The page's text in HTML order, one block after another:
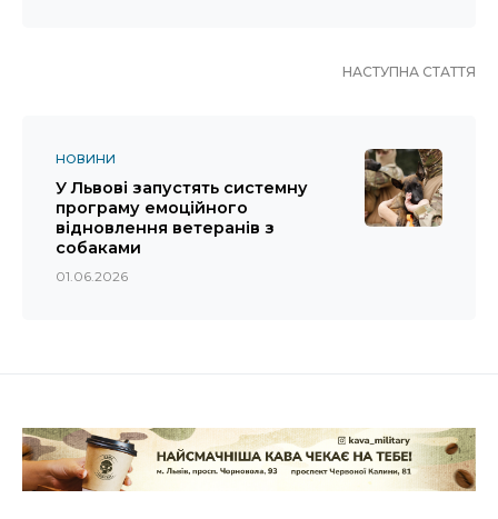
НАСТУПНА СТАТТЯ
НОВИНИ
У Львові запустять системну
програму емоційного
відновлення ветеранів з
собаками
01.06.2026